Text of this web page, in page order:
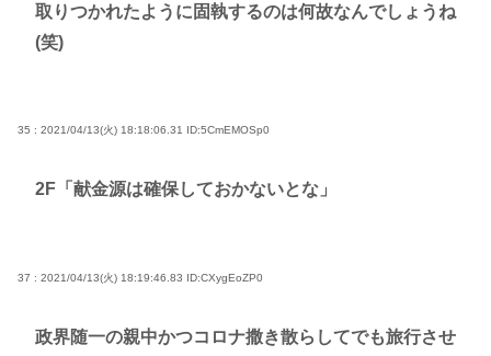
取りつかれたように固執するのは何故なんでしょうね
(笑)
35 : 2021/04/13(火) 18:18:06.31 ID:5CmEMOSp0
2F「献金源は確保しておかないとな」
37 : 2021/04/13(火) 18:19:46.83 ID:CXygEoZP0
政界随一の親中かつコロナ撒き散らしてでも旅行させ